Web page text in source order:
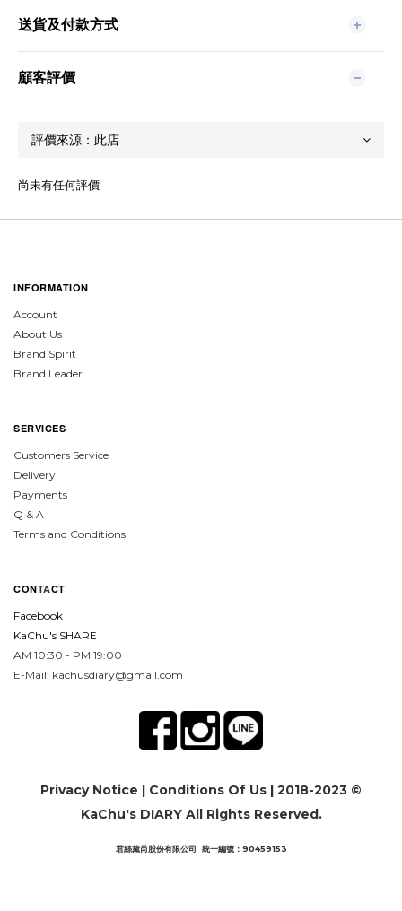
送貨及付款方式
顧客評價
尚未有任何評價
INFORMATION
Account
About Us
Brand Spirit
Brand Leader
SERVICES
Customers Service
Delivery
Payments
Q & A
Terms and Conditions
CONTACT
Facebook
KaChu's SHARE
AM 10:30 - PM 19:00
E-Mail: kachusdiary@gmail.com
Privacy Notice | Conditions Of Us | 2018-2023 ©
KaChu's DIARY All Rights Reserved.
君絲黛芮股份有限公司 統一編號：90459153